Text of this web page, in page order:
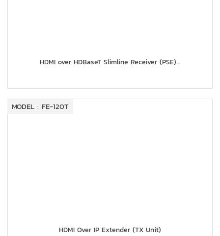
HDMI over HDBaseT Slimline Receiver (PSE)...
MODEL : FE-120T
HDMI Over IP Extender (TX Unit)